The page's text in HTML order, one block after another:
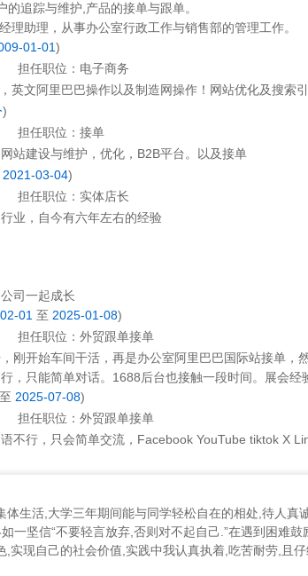
的追踪与维护,产品的接单与跟单。
理助理，从事办公室行政工作与销售部的管理工作。
01-01)
担任职位： 电子商务
英文阿里巴巴操作以及制造网操作！网站优化及搜索
)
担任职位： 接单
站建设与维护，优化，B2B平台。以及接单
2021-03-04)
担任职位： 实体店长
业，自今有六年左右的经验
司一起成长
01 至 2025-01-08)
担任职位： 外贸跟单接单
刚开始车间干活，再是办公室阿里巴巴国际站接单，
，只能简单对话。1688后台也接触一段时间。展会经
至 2025-07-08)
担任职位： 外贸跟单接单
不行，只会简单交流，Facebook YouTube tiktok X
体生活,大学三年期间能与同学轻松自在的相处,待人真
一坚信“不要轻言放弃,否则对不起自己.”在遇到困难
实现自己的社会价值,实践中我认真执着,吃苦耐劳,且